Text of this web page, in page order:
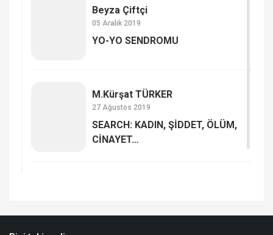
Beyza Çiftçi
05 Aralık 2019
YO-YO SENDROMU
M.Kürşat TÜRKER
27 Ağustos 2019
SEARCH: KADIN, ŞİDDET, ÖLÜM,
CİNAYET…